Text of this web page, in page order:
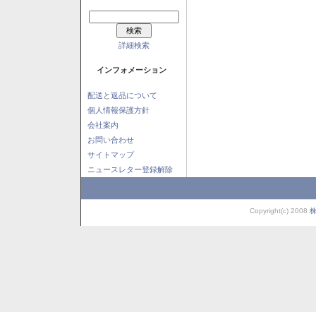
詳細検索
インフォメーション
配送と返品について
個人情報保護方針
会社案内
お問い合わせ
サイトマップ
ニュースレター登録解除
Copyright(c) 2008